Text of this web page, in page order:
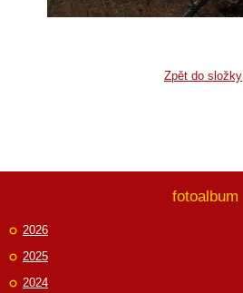
Zpět do složky
fotoalbum
2026
2025
2024